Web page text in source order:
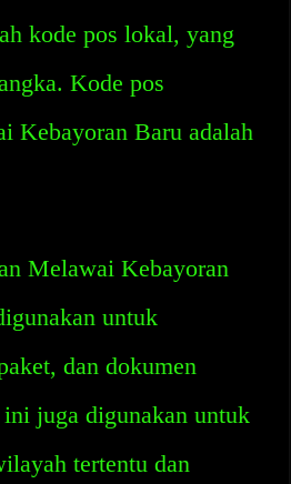
kode pos lokal, yang
Kode pos
Kebayoran Baru adalah
Melawai Kebayoran
untuk
dan dokumen
juga digunakan untuk
tertentu dan